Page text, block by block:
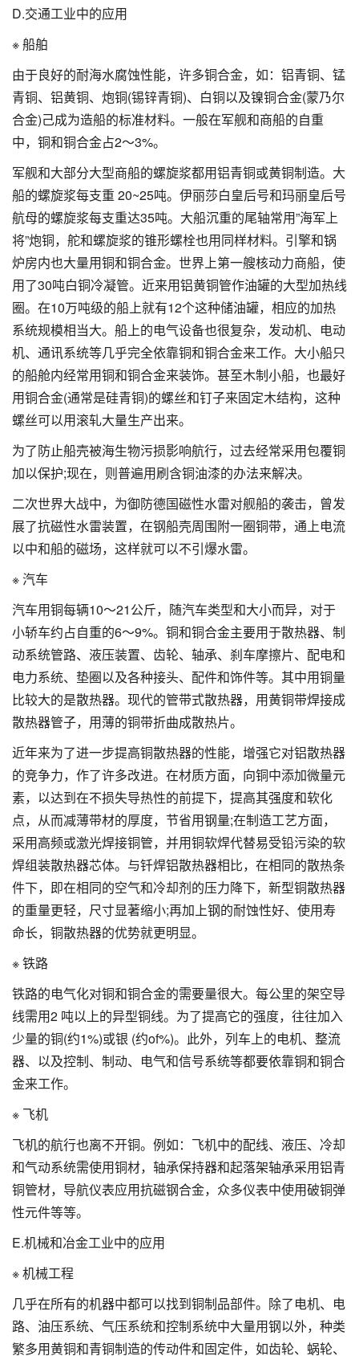
D.交通工业中的应用
※ 船舶
由于良好的耐海水腐蚀性能，许多铜合金，如：铝青铜、锰
青铜、铝黄铜、炮铜(锡锌青铜)、白铜以及镍铜合金(蒙乃尔
合金)己成为造船的标准材料。一般在军舰和商船的自重
中，铜和铜合金占2～3%。
军舰和大部分大型商船的螺旋浆都用铝青铜或黄铜制造。大
船的螺旋浆每支重 20~25吨。伊丽莎白皇后号和玛丽皇后号
航母的螺旋浆每支重达35吨。大船沉重的尾轴常用”海军上
将”炮铜，舵和螺旋浆的锥形螺栓也用同样材料。引擎和锅
炉房内也大量用铜和铜合金。世界上第一艘核动力商船，使
用了30吨白铜冷凝管。近来用铝黄铜管作油罐的大型加热线
圈。在10万吨级的船上就有12个这种储油罐，相应的加热
系统规模相当大。船上的电气设备也很复杂，发动机、电动
机、通讯系统等几乎完全依靠铜和铜合金来工作。大小船只
的船舱内经常用铜和铜合金来装饰。甚至木制小船，也最好
用铜合金(通常是硅青铜)的螺丝和钉子来固定木结构，这种
螺丝可以用滚轧大量生产出来。
为了防止船壳被海生物污损影响航行，过去经常采用包覆铜
加以保护;现在，则普遍用刷含铜油漆的办法来解决。
二次世界大战中，为御防德国磁性水雷对舰船的袭击，曾发
展了抗磁性水雷装置，在钢船壳周围附一圈铜带，通上电流
以中和船的磁场，这样就可以不引爆水雷。
※ 汽车
汽车用铜每辆10～21公斤，随汽车类型和大小而异，对于
小轿车约占自重的6～9%。铜和铜合金主要用于散热器、制
动系统管路、液压装置、齿轮、轴承、刹车摩擦片、配电和
电力系统、垫圈以及各种接头、配件和饰件等。其中用铜量
比较大的是散热器。现代的管带式散热器，用黄铜带焊接成
散热器管子，用薄的铜带折曲成散热片。
近年来为了进一步提高铜散热器的性能，增强它对铝散热器
的竞争力，作了许多改进。在材质方面，向铜中添加微量元
素，以达到在不损失导热性的前提下，提高其强度和软化
点，从而减薄带材的厚度，节省用钢量;在制造工艺方面，
采用高频或激光焊接铜管，并用铜软焊代替易受铅污染的软
焊组装散热器芯体。与钎焊铝散热器相比，在相同的散热条
件下，即在相同的空气和冷却剂的压力降下，新型铜散热器
的重量更轻，尺寸显著缩小;再加上钢的耐蚀性好、使用寿
命长，铜散热器的优势就更明显。
※ 铁路
铁路的电气化对铜和铜合金的需要量很大。每公里的架空导
线需用2 吨以上的异型铜线。为了提高它的强度，往往加入
少量的铜(约1%)或银 (约of%)。此外，列车上的电机、整流
器、以及控制、制动、电气和信号系统等都要依靠铜和铜合
金来工作。
※ 飞机
飞机的航行也离不开铜。例如：飞机中的配线、液压、冷却
和气动系统需使用铜材，轴承保持器和起落架轴承采用铝青
铜管材，导航仪表应用抗磁钢合金，众多仪表中使用破铜弹
性元件等等。
E.机械和冶金工业中的应用
※ 机械工程
几乎在所有的机器中都可以找到铜制品部件。除了电机、电
路、油压系统、气压系统和控制系统中大量用钢以外，种类
繁多用黄铜和青铜制造的传动件和固定件，如齿轮、蜗轮、